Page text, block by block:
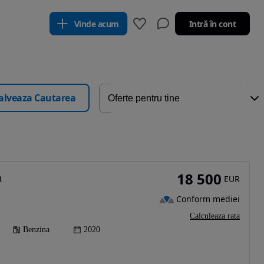
Vinde acum Intră în cont
Cautarea
Benzina 2020
18 500 EUR
Conform mediei
Calculeaza rata